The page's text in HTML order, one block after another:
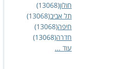
חולון(13068)
תל אביב(13068)
חיפה(13068)
חדרה(13068)
עוד ...